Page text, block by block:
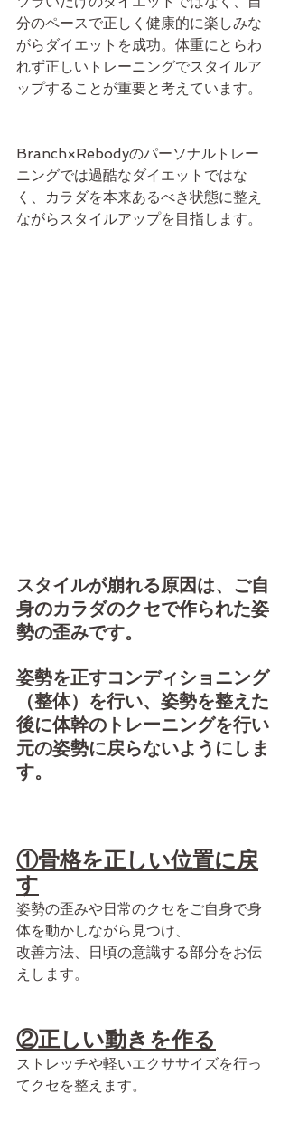
分のペースで正しく健康的に楽しみな
がらダイエットを成功。体重にとらわ
れず正しいトレーニングでスタイルア
ップすることが重要と考えています。
Branch×Rebodyのパーソナルトレー
ニングでは過酷なダイエットではな
く、カラダを本来あるべき状態に整え
ながらスタイルアップを目指します。
スタイルが崩れる原因は、ご自
身のカラダのクセで作られた姿
勢の歪みです。
​姿勢を正すコンディショニング
（整体）を行い、姿勢を整えた
後に体幹のトレーニングを行い
元の姿勢に戻らないようにしま
す。
①骨格を正しい位置に戻
す
姿勢の歪みや日常のクセをご自身で身
体を動かしながら見つけ、
改善方法、日頃の意識する部分をお伝
えします。
②正しい動きを作る
ストレッチや軽いエクササイズを行っ
てクセを整えます。